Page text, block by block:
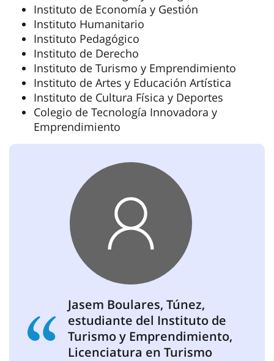
Instituto de Economía y Gestión
Instituto Humanitario
Instituto Pedagógico
Instituto de Derecho
Instituto de Turismo y Emprendimiento
Instituto de Artes y Educación Artística
Instituto de Cultura Física y Deportes
Colegio de Tecnología Innovadora y
Emprendimiento
Jasem Boulares, Túnez,
estudiante del Instituto de
Turismo y Emprendimiento,
Licenciatura en Turismo